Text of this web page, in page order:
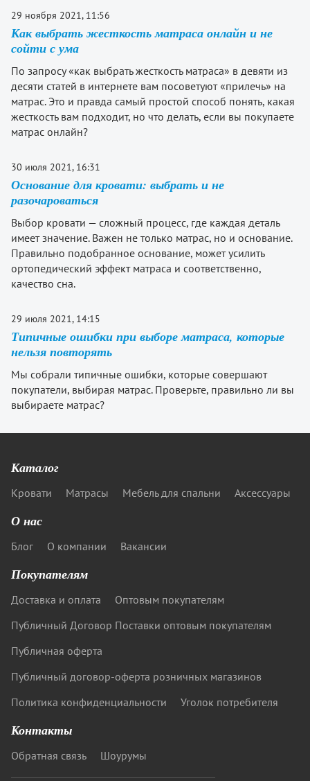
29 ноября 2021, 11:56
Как выбрать жесткость матраса онлайн и не
сойти с ума
По запросу «как выбрать жесткость матраса» в девяти из
десяти статей в интернете вам посоветуют «прилечь» на
матрас. Это и правда самый простой способ понять, какая
жесткость вам подходит, но что делать, если вы покупаете
матрас онлайн?
30 июля 2021, 16:31
Основание для кровати: выбрать и не
разочароваться
Выбор кровати — сложный процесс, где каждая деталь
имеет значение. Важен не только матрас, но и основание.
Правильно подобранное основание, может усилить
ортопедический эффект матраса и соответственно,
качество сна.
29 июля 2021, 14:15
Типичные ошибки при выборе матраса, которые
нельзя повторять
Мы собрали типичные ошибки, которые совершают
покупатели, выбирая матрас. Проверьте, правильно ли вы
выбираете матрас?
Каталог
Кровати Матрасы Мебель для спальни Аксессуары
О нас
Блог О компании Вакансии
Покупателям
Доставка и оплата
Оптовым покупателям
Публичный Договор Поставки оптовым покупателям
Публичная оферта
Публичный договор-оферта розничных магазинов
Политика конфиденциальности
Уголок потребителя
Контакты
Обратная связь Шоурумы